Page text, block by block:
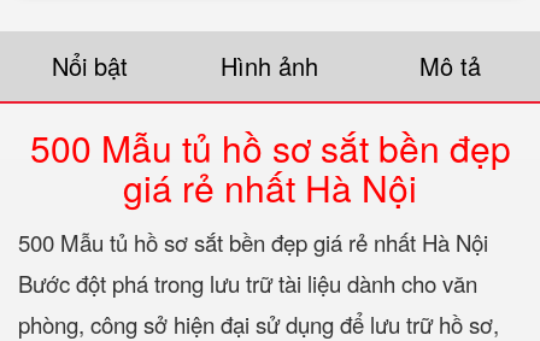
Nổi bật Hình ảnh Mô tả
500 Mẫu tủ hồ sơ sắt bền đẹp
giá rẻ nhất Hà Nội
500 Mẫu tủ hồ sơ sắt bền đẹp giá rẻ nhất Hà Nội
Bước đột phá trong lưu trữ tài liệu dành cho văn
phòng, công sở hiện đại sử dụng để lưu trữ hồ sơ,